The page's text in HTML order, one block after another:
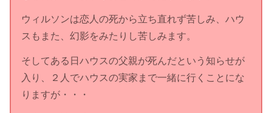
ウィルソンは恋人の死から立ち直れず苦しみ、ハウ
スもまた、幻影をみたりし苦しみます。
そしてある日ハウスの父親が死んだという知らせが
入り、２人でハウスの実家まで一緒に行くことにな
りますが・・・